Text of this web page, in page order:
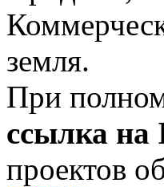
земля.
При
ссылка на
проектов